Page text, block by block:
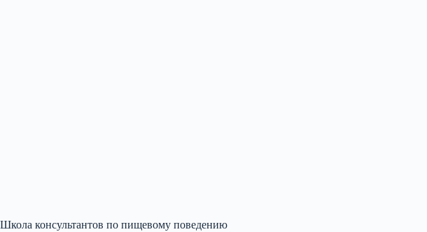
Школа консультантов по пищевому поведению